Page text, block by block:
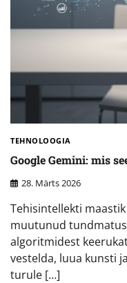
TEHNOLOOGIA
Google Gemini: mis
28. Märts 2026
Tehisintellekti
muutunud
algoritmidest
vestelda, luua kunsti
turule […]